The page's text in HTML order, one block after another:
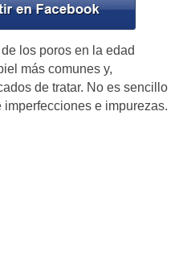
los poros en la edad
más comunes y,
de tratar. No es sencillo
e impurezas.